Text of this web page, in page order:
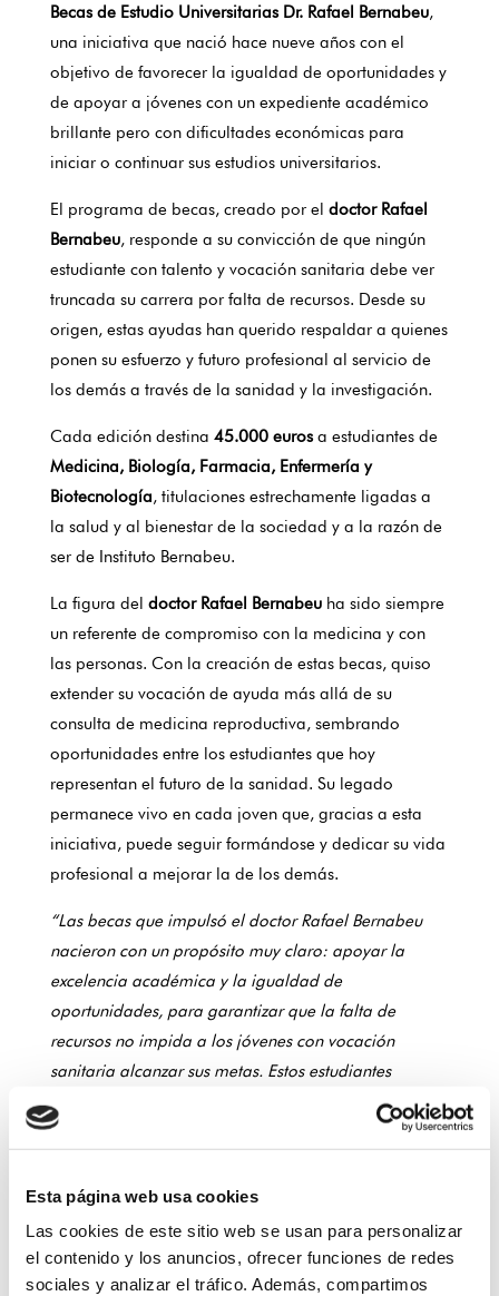
Esta página web usa cookies
Las cookies de este sitio web se usan para personalizar
el contenido y los anuncios, ofrecer funciones de redes
sociales y analizar el tráfico. Además, compartimos
Becas de Estudio Universitarias Dr. Rafael Bernabeu,
una iniciativa que nació hace nueve años con el
objetivo de favorecer la igualdad de oportunidades y
de apoyar a jóvenes con un expediente académico
brillante pero con dificultades económicas para
iniciar o continuar sus estudios universitarios.
El programa de becas, creado por el doctor Rafael
Bernabeu, responde a su convicción de que ningún
estudiante con talento y vocación sanitaria debe ver
truncada su carrera por falta de recursos. Desde su
origen, estas ayudas han querido respaldar a quienes
ponen su esfuerzo y futuro profesional al servicio de
los demás a través de la sanidad y la investigación.
Cada edición destina 45.000 eurosa estudiantes de
Medicina, Biología, Farmacia, Enfermería y
Biotecnología, titulaciones estrechamente ligadas a
la salud y al bienestar de la sociedad y a la razón de
ser de Instituto Bernabeu.
La figura del doctor Rafael Bernabeuha sido siempre
un referente de compromiso con la medicina y con
las personas. Con la creación de estas becas, quiso
extender su vocación de ayuda más allá de su
consulta de medicina reproductiva, sembrando
oportunidades entre los estudiantes que hoy
representan el futuro de la sanidad. Su legado
permanece vivo en cada joven que, gracias a esta
iniciativa, puede seguir formándose y dedicar su vida
profesional a mejorar la de los demás.
“Las becas que impulsó el doctor Rafael Bernabeu
nacieron con un propósito muy claro: apoyar la
excelencia académica y la igualdad de
oportunidades, para garantizar que la falta de
recursos no impida a los jóvenes con vocación
sanitaria alcanzar sus metas. Estos estudiantes
representan no solo el futuro de la medicina y la
ciencia, sino también un ejemplo de esfuerzo y
todo nuestro reconocimiento y apoyo”
Sómnica Bernabeu, directora de la Fundación.
Los beneficiarios de este año son: